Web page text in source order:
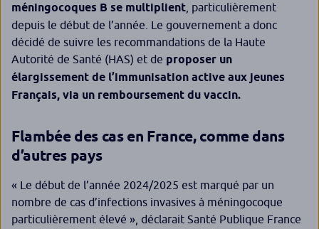
méningocoques B se multiplient , particulièrement
depuis le début de l’année. Le gouvernement a donc
décidé de suivre les recommandations de la Haute
Autorité de Santé (HAS) et de proposer un
élargissement de l’immunisation active aux jeunes
Français, via un remboursement du vaccin.
Flambée des cas en France, comme dans
d’autres pays
« Le début de l’année 2024/2025 est marqué par un
nombre de cas d’infections invasives à méningocoque
particulièrement élevé » , déclarait Santé Publique France